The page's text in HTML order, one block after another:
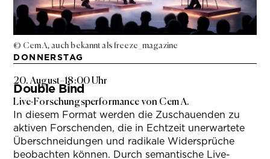
© Cem A, auch bekannt als freeze_magazine
DONNERSTAG
20. August–18:00 Uhr
Double Bind
Live-Forschungsperformance von Cem A.
In diesem Format werden die Zuschauenden zu
aktiven Forschenden, die in Echtzeit unerwartete
Überschneidungen und radikale Widersprüche
beobachten können. Durch semantische Live-